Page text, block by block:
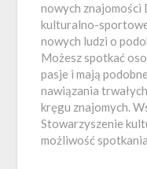
nowych znajomości
kulturalno-
nowych ludzi o
Możesz spotkać
pasje i mają
nawiązania
kręgu znajomych.
Stowarzyszenie
możliwość